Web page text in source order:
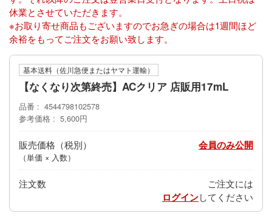
休業とさせていただきます。
※お取り寄せ商品もございますのでお急ぎの場合は1週間ほど
余裕をもってご注文をお願い致します。
基本送料（佐川急便またはヤマト運輸）
【なくなり次第終売】ACクリア 店販用17mL
品番
4544798102578
参考価格
5,600円
販売価格
（単価 × 入数）
会員のみ公開
注文数 ご注文には
ログインしてください